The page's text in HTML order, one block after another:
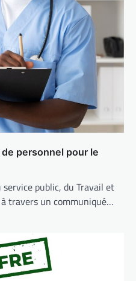
personnel pour le
public, du Travail et
travers un communiqué…